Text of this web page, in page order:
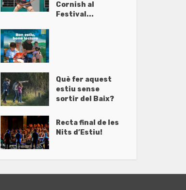
Cornish al
Festival...
Què fer aquest
estiu sense
sortir del Baix?
Recta final de les
Nits d’Estiu!